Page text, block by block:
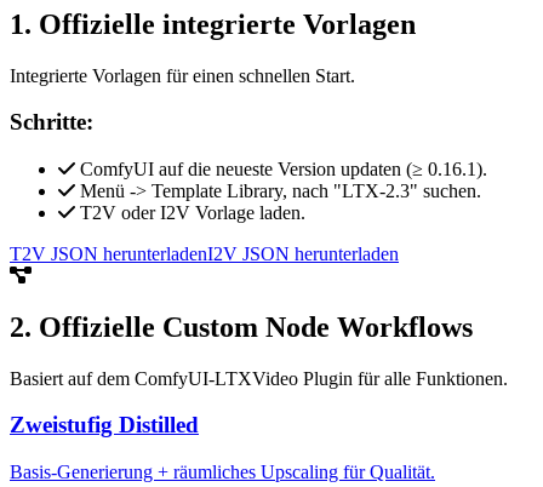
1. Offizielle integrierte Vorlagen
Integrierte Vorlagen für einen schnellen Start.
Schritte:
ComfyUI auf die neueste Version updaten (≥ 0.16.1).
Menü -> Template Library, nach "LTX-2.3" suchen.
T2V oder I2V Vorlage laden.
T2V JSON herunterladenI2V JSON herunterladen
2. Offizielle Custom Node Workflows
Basiert auf dem ComfyUI-LTXVideo Plugin für alle Funktionen.
Zweistufig Distilled
Basis-Generierung + räumliches Upscaling für Qualität.